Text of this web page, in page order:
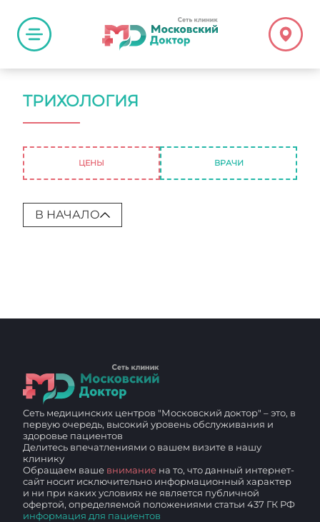
ТРИХОЛОГИЯ
ЦЕНЫ ВРАЧИ
В НАЧАЛО
Сеть медицинских центров "Московский доктор" – это, в
первую очередь, высокий уровень обслуживания и
здоровье пациентов
Делитесь впечатлениями о вашем визите в нашу
клинику
Обращаем ваше внимание на то, что данный интернет-
сайт носит исключительно информационный характер
и ни при каких условиях не является публичной
офертой, определяемой положениями статьи 437 ГК РФ
информация для пациентов